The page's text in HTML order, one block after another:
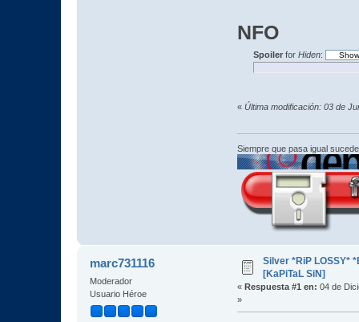
NFO
Spoilerfor Hiden:
« Última modificación: 03 de
Siempre que pasa igual
marc731116
Moderador
Usuario Héroe
Silver *RiP LOSSY*
[KaPiTaL SiN]
« Respuesta #1 en: 04 de
»